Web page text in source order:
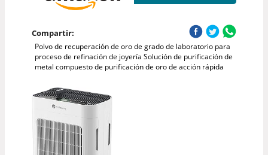
Compartir:
Polvo de recuperación de oro de grado de laboratorio para
proceso de refinación de joyería Solución de purificación de
metal compuesto de purificación de oro de acción rápida